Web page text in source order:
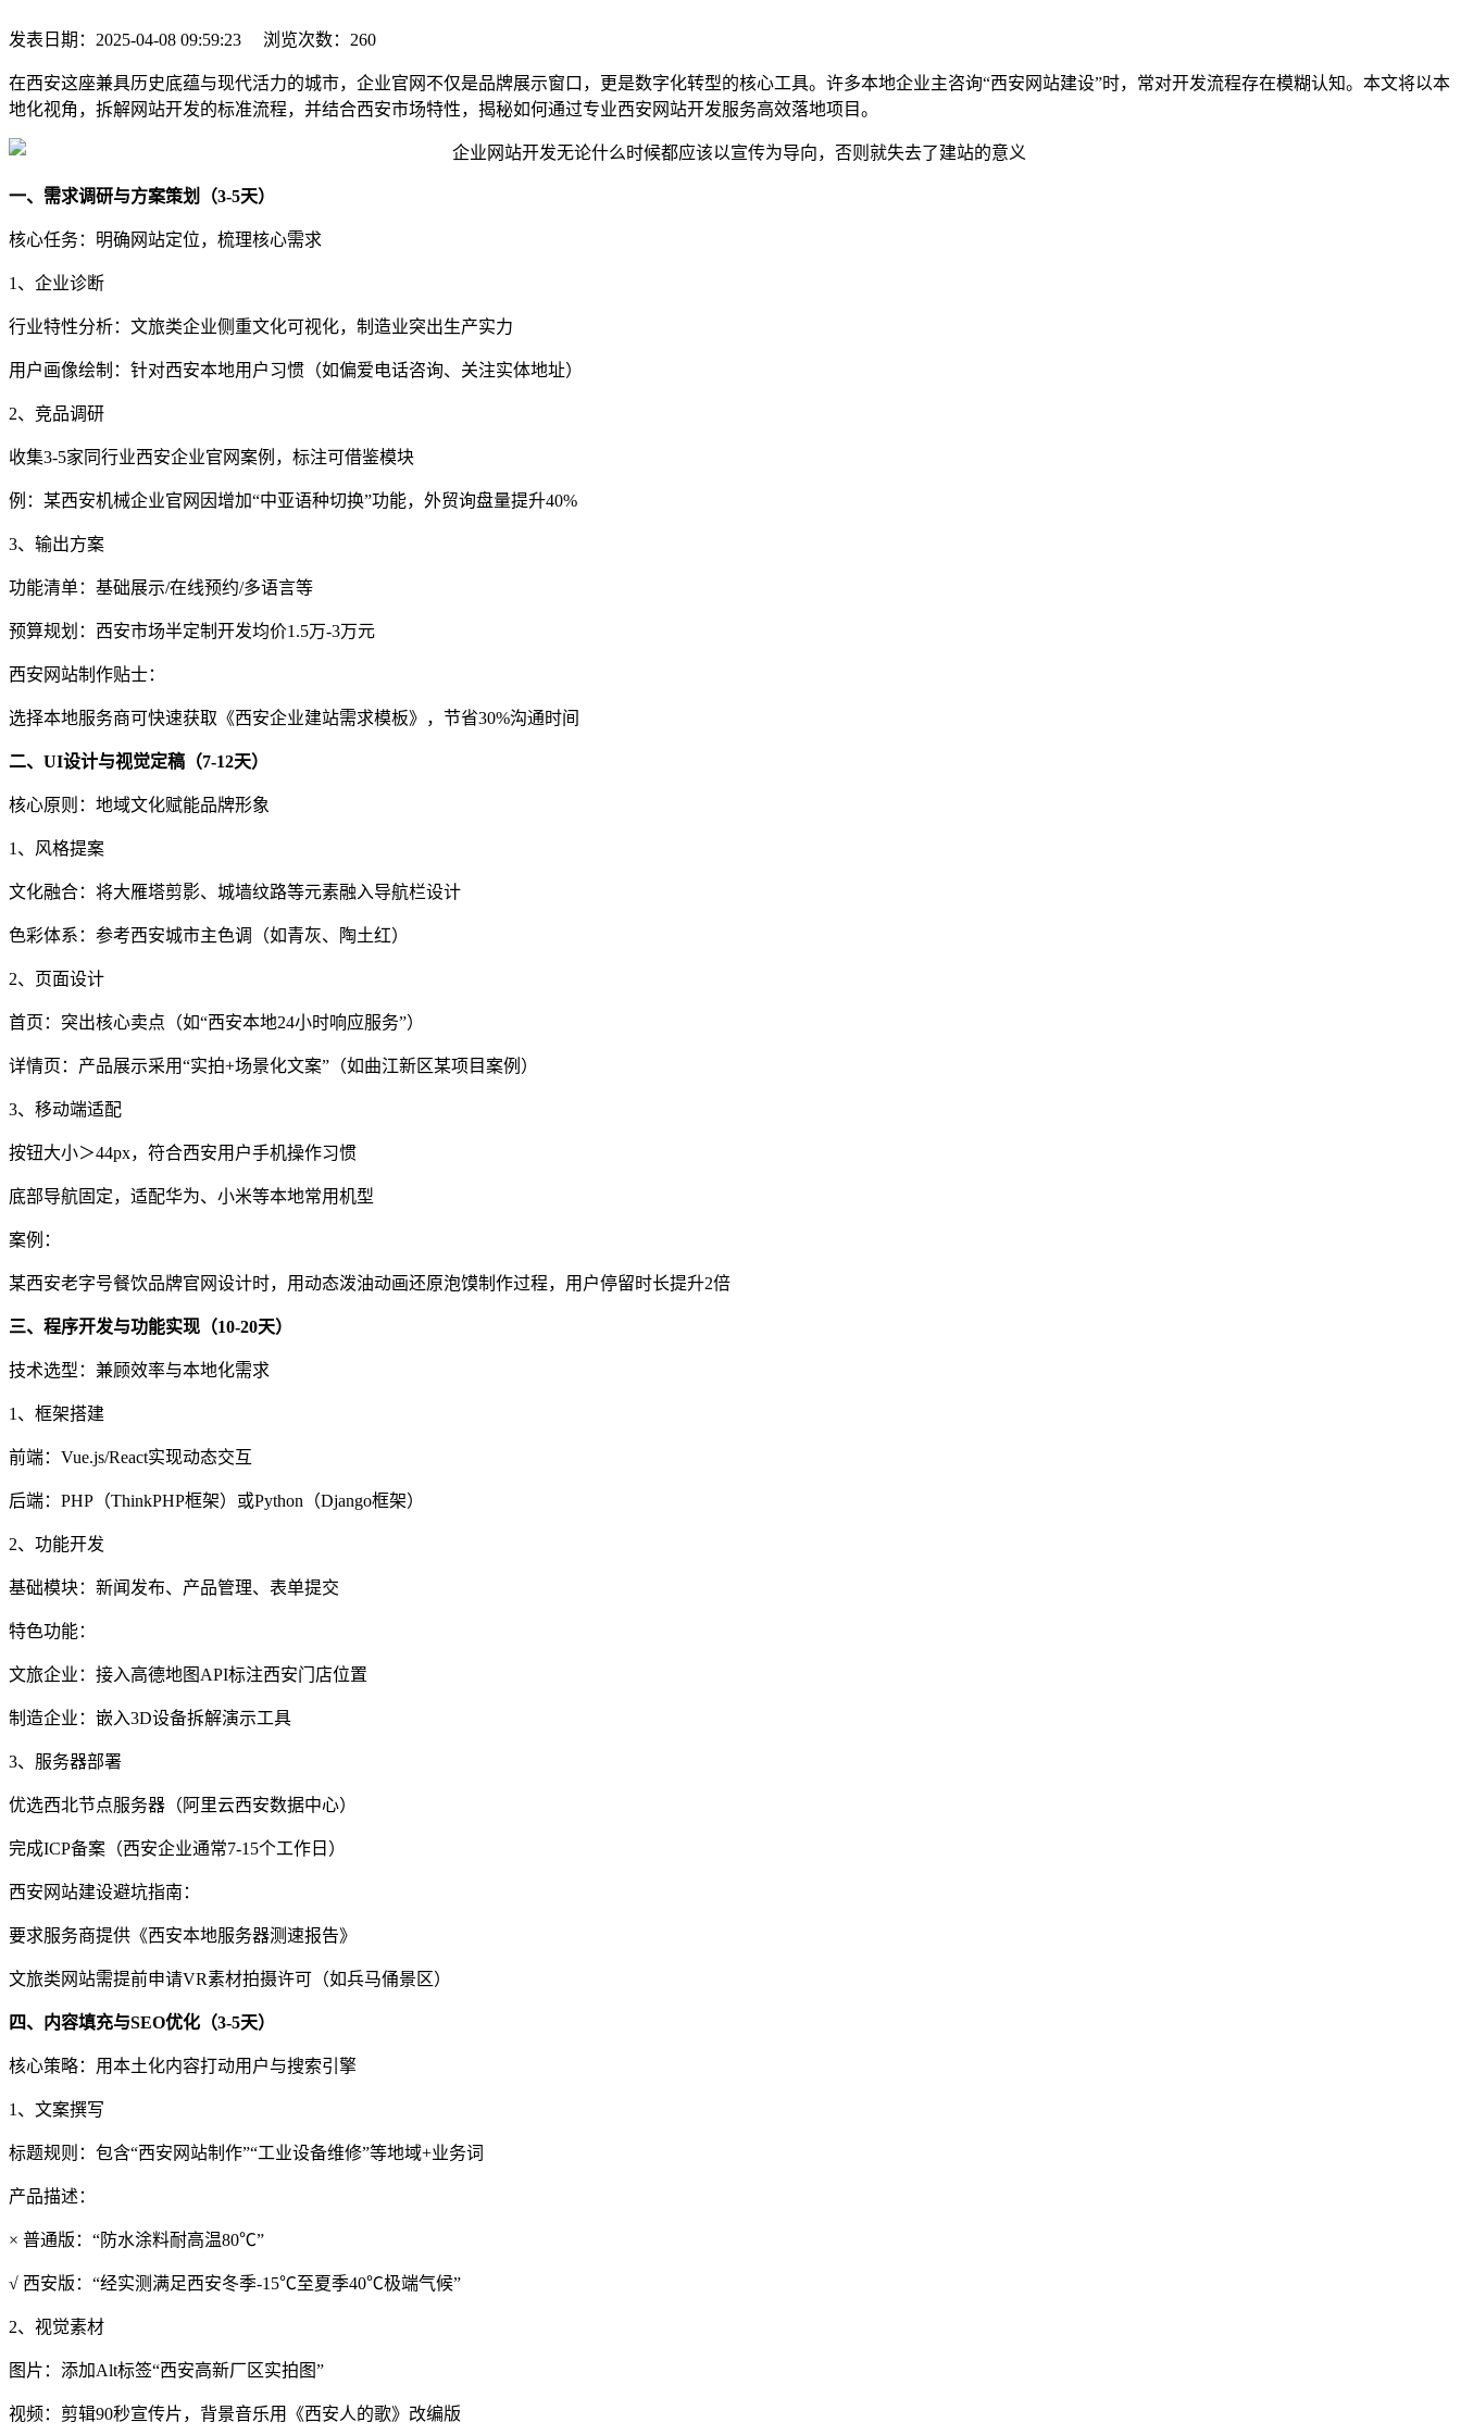
发表日期： 2025-04-08 09:59:23 浏览次数： 260
在西安这座兼具历史底蕴与现代活力的城市，企业官网不仅是品牌展示窗口，更是数字化转型的核心工具。许多本地企业主咨询“西安网站建设”时，常对开发流程存在模糊认知。本文将以本
地化视角，拆解网站开发的标准流程，并结合西安市场特性，揭秘如何通过专业西安网站开发服务高效落地项目。
一、需求调研与方案策划（3-5天）
核心任务：明确网站定位，梳理核心需求
1、企业诊断
行业特性分析：文旅类企业侧重文化可视化，制造业突出生产实力
用户画像绘制：针对西安本地用户习惯（如偏爱电话咨询、关注实体地址）
2、竞品调研
收集3-5家同行业西安企业官网案例，标注可借鉴模块
例：某西安机械企业官网因增加“中亚语种切换”功能，外贸询盘量提升40%
3、输出方案
功能清单：基础展示/在线预约/多语言等
预算规划：西安市场半定制开发均价1.5万-3万元
西安网站制作贴士：
选择本地服务商可快速获取《西安企业建站需求模板》，节省30%沟通时间
二、UI设计与视觉定稿（7-12天）
核心原则：地域文化赋能品牌形象
1、风格提案
文化融合：将大雁塔剪影、城墙纹路等元素融入导航栏设计
色彩体系：参考西安城市主色调（如青灰、陶土红）
2、页面设计
首页：突出核心卖点（如“西安本地24小时响应服务”）
详情页：产品展示采用“实拍+场景化文案”（如曲江新区某项目案例）
3、移动端适配
按钮大小＞44px，符合西安用户手机操作习惯
底部导航固定，适配华为、小米等本地常用机型
案例：
某西安老字号餐饮品牌官网设计时，用动态泼油动画还原泡馍制作过程，用户停留时长提升2倍
三、程序开发与功能实现（10-20天）
技术选型：兼顾效率与本地化需求
1、框架搭建
前端：Vue.js/React实现动态交互
后端：PHP（ThinkPHP框架）或Python（Django框架）
2、功能开发
基础模块：新闻发布、产品管理、表单提交
特色功能：
文旅企业：接入高德地图API标注西安门店位置
制造企业：嵌入3D设备拆解演示工具
3、服务器部署
优选西北节点服务器（阿里云西安数据中心）
完成ICP备案（西安企业通常7-15个工作日）
西安网站建设避坑指南：
要求服务商提供《西安本地服务器测速报告》
文旅类网站需提前申请VR素材拍摄许可（如兵马俑景区）
四、内容填充与SEO优化（3-5天）
核心策略：用本土化内容打动用户与搜索引擎
1、文案撰写
标题规则：包含“西安网站制作”“工业设备维修”等地域+业务词
产品描述：
× 普通版：“防水涂料耐高温80℃”
√ 西安版：“经实测满足西安冬季-15℃至夏季40℃极端气候”
2、视觉素材
图片：添加Alt标签“西安高新厂区实拍图”
视频：剪辑90秒宣传片，背景音乐用《西安人的歌》改编版